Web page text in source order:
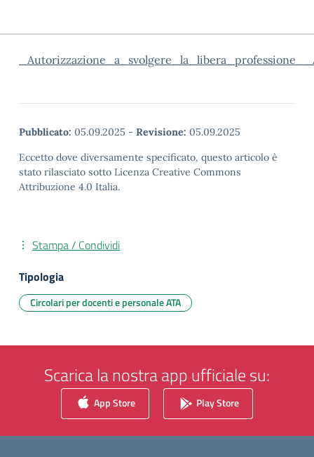
Pubblicato: 05.09.2025 - Revisione: 05.09.2025
Eccetto dove diversamente specificato, questo articolo è
stato rilasciato sotto Licenza Creative Commons
Attribuzione 4.0 Italia.
Stampa / Condividi
Tipologia
Circolari per docenti e personale ATA
Scarica la nostra app ufficiale su:
App Store Play Store